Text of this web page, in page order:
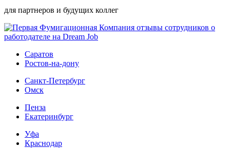
для партнеров и будущих коллег
Саратов
Ростов-на-дону
Санкт-Петербург
Омск
Пенза
Екатеринбург
Уфа
Краснодар